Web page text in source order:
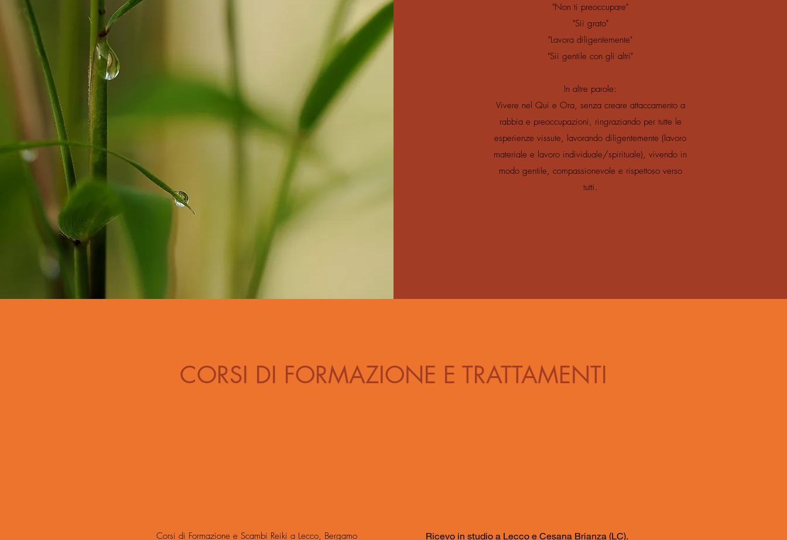
"Non ti preoccupare"
"Sii grato"
"Lavora diligentemente"
"Sii gentile con gli altri"
In altre parole:
Vivere nel Qui e Ora, senza creare attaccamento a
rabbia e preoccupazioni, ringraziando per tutte le
esperienze vissute, lavorando diligentemente (lavoro
materiale e lavoro individuale/spirituale), vivendo in
modo gentile, compassionevole e rispettoso verso
tutti.
CORSI DI FORMAZIONE E TRATTAMENTI
Corsi di Formazione e Scambi Reiki a Lecco, Bergamo Ricevo in studio a Lecco e Cesana Brianza (LC).